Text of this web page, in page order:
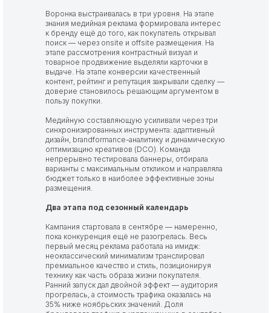
Воронка выстраивалась в три уровня. На этапе
знания медийная реклама формировала интерес
к бренду ещё до того, как покупатель открывал
поиск — через onsite и offsite размещения. На
этапе рассмотрения контрастный визуал и
товарное продвижение выделяли карточки в
выдаче. На этапе конверсии качественный
контент, рейтинг и репутация закрывали сделку —
доверие становилось решающим аргументом в
пользу покупки.
Медийную составляющую усиливали через три
синхронизированных инструмента: адаптивный
дизайн, brandformance-аналитику и динамическую
оптимизацию креативов (DCO). Команда
непрерывно тестировала баннеры, отбирала
варианты с максимальным откликом и направляла
бюджет только в наиболее эффективные зоны
размещения.
Два этапа под сезонный календарь
Кампания стартовала в сентябре — намеренно,
пока конкуренция ещё не разогрелась. Весь
первый месяц реклама работала на имидж:
неоклассический минимализм транслировал
премиальное качество и стиль, позиционируя
технику как часть образа жизни покупателя.
Ранний запуск дал двойной эффект — аудитория
прогрелась, а стоимость трафика оказалась на
35% ниже ноябрьских значений. Доля